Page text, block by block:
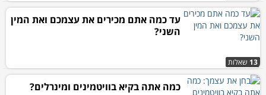
13 שאלות
עד כמה אתם מכירים את עצמכם ואת המין
השני?
כמה אתה בקיא בוויטמינים ומינרלים?